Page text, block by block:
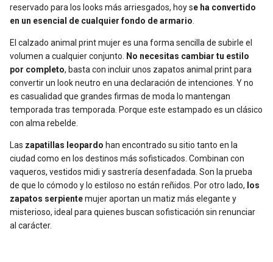
reservado para los looks más arriesgados, hoy se ha convertido
en un esencial de cualquier fondo de armario.
El calzado animal print mujer es una forma sencilla de subirle el
volumen a cualquier conjunto. No necesitas cambiar tu estilo
por completo, basta con incluir unos zapatos animal print para
convertir un look neutro en una declaración de intenciones. Y no
es casualidad que grandes firmas de moda lo mantengan
temporada tras temporada. Porque este estampado es un clásico
con alma rebelde.
Las zapatillas leopardo han encontrado su sitio tanto en la
ciudad como en los destinos más sofisticados. Combinan con
vaqueros, vestidos midi y sastrería desenfadada. Son la prueba
de que lo cómodo y lo estiloso no están reñidos. Por otro lado, los
zapatos serpientemujer aportan un matiz más elegante y
misterioso, ideal para quienes buscan sofisticación sin renunciar
al carácter.